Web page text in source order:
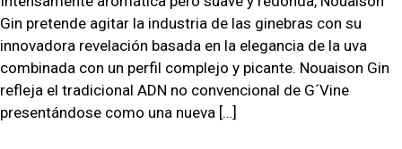
Gin pretende agitar la industria de las ginebras con su
innovadora revelación basada en la elegancia de la uva
combinada con un perfil complejo y picante. Nouaison Gin
refleja el tradicional ADN no convencional de G´Vine
presentándose como una nueva […]